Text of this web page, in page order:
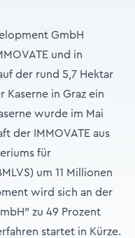
GmbH
und in
der rund 5,7 Hektar
in Graz ein
wurde im Mai
der IMMOVATE aus
für
um 11 Millionen
wird sich an der
zu 49 Prozent
startet in Kürze.